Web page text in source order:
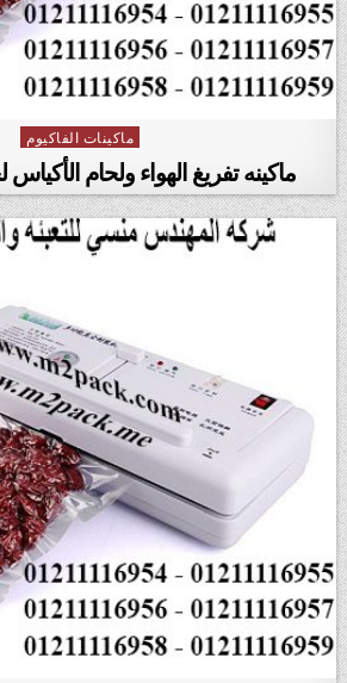
Posted in
ماكينات الفاكيوم
ماكينه تفريغ الهواء ولحام